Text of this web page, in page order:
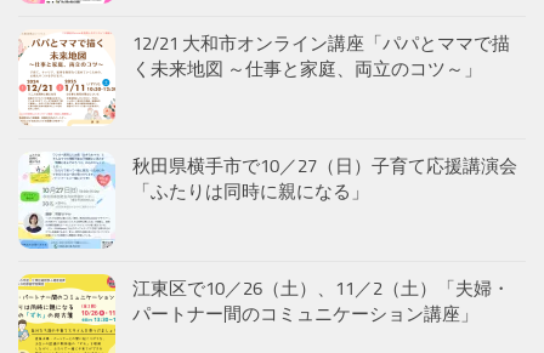
12/21 大和市オンライン講座「パパとママで描
く未来地図 ～仕事と家庭、両立のコツ～」
秋田県横手市で10／27（日）子育て応援講演会
「ふたりは同時に親になる」
江東区で10／26（土）、11／2（土）「夫婦・
パートナー間のコミュニケーション講座」